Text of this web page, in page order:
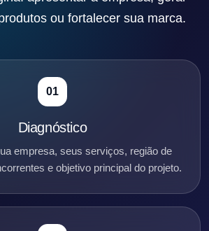
ou fortalecer sua marca.
01
Diagnóstico
empresa, seus serviços, região de
e objetivo principal do projeto.